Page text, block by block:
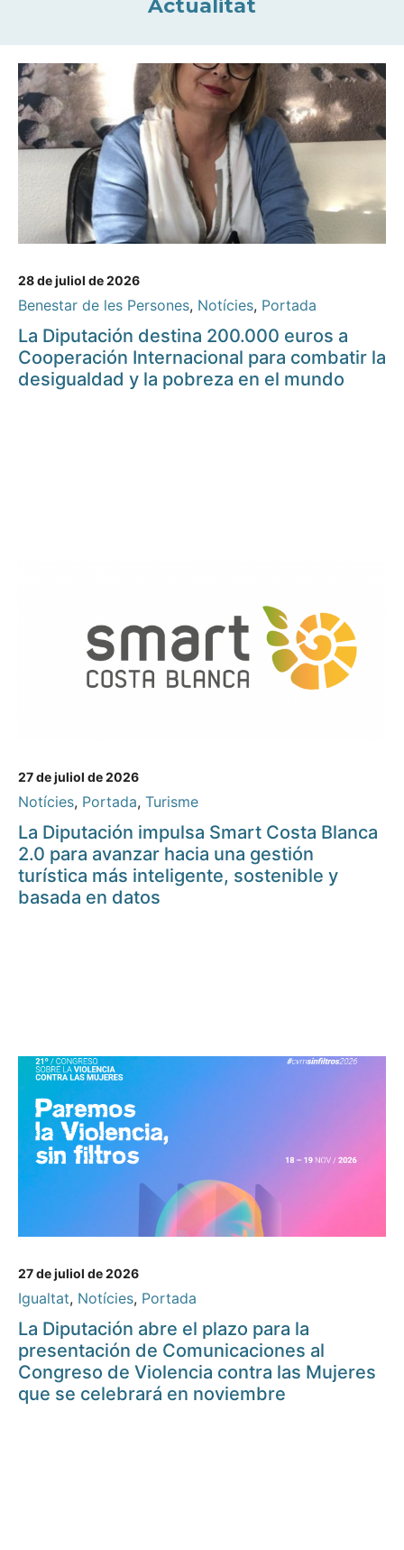
Actualitat
28 de juliol de 2026
Benestar de les Persones, Notícies, Portada
La Diputación destina 200.000 euros a
Cooperación Internacional para combatir la
desigualdad y la pobreza en el mundo
27 de juliol de 2026
Notícies, Portada, Turisme
La Diputación impulsa Smart Costa Blanca
2.0 para avanzar hacia una gestión
turística más inteligente, sostenible y
basada en datos
27 de juliol de 2026
Igualtat, Notícies, Portada
La Diputación abre el plazo para la
presentación de Comunicaciones al
Congreso de Violencia contra las Mujeres
que se celebrará en noviembre